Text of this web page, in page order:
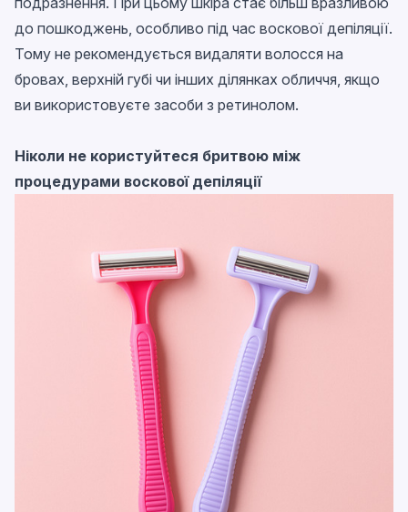
до пошкоджень, особливо під час воскової депіляції.
Тому не рекомендується видаляти волосся на
бровах, верхній губі чи інших ділянках обличчя, якщо
ви використовуєте засоби з ретинолом.
Ніколи не користуйтеся бритвою між
процедурами воскової депіляції